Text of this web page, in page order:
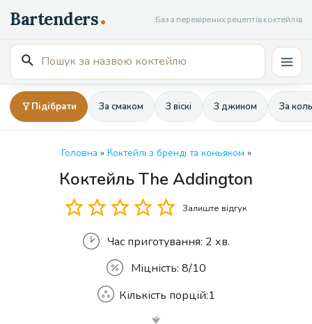
до
вмісту
База перевірених рецептів коктейлів
Пошук
для:
Підібрати За смаком З віскі З джином За
Головна » Коктейлі з бренді та коньяком »
Коктейль The Addington
Залиште відгук
Час приготування: 2 хв.
Міцність: 8/10
Кількість
Кількість порцій:1